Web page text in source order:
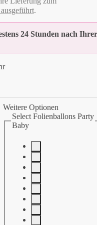
.
24 Stunden nach
Weitere Optionen
Select Folienballons Party
Baby